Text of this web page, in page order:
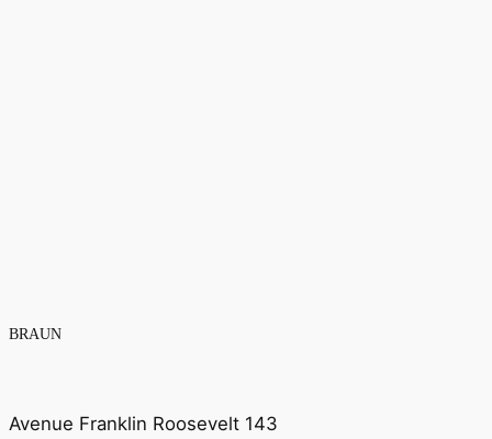
BRAUN
Avenue Franklin Roosevelt 143